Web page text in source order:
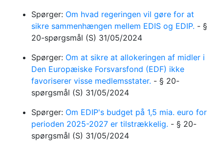
Spørger: Om hvad regeringen vil gøre for at
sikre sammenhængen mellem EDIS og EDIP. - §
20-spørgsmål (S) 31/05/2024
Spørger: Om at sikre at allokeringen af midler i
Den Europæiske Forsvarsfond (EDF) ikke
favoriserer visse medlemsstater. - § 20-
spørgsmål (S) 31/05/2024
Spørger: Om EDIP's budget på 1,5 mia. euro for
perioden 2025-2027 er tilstrækkelig. - § 20-
spørgsmål (S) 31/05/2024